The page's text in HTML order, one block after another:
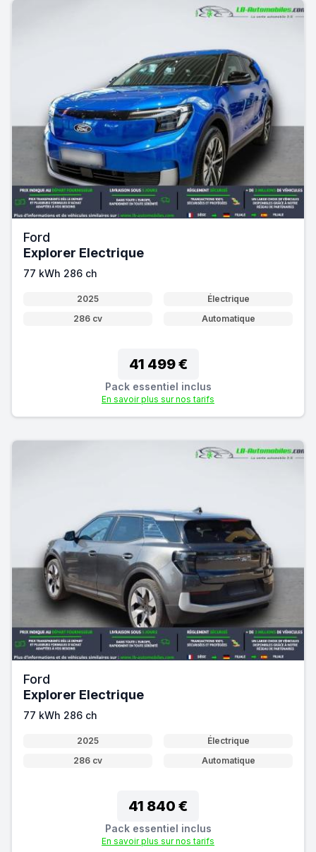
Ford
Explorer Electrique
77 kWh 286 ch
2025
Électrique
286 cv
Automatique
41 499 €
Pack essentiel inclus
En savoir plus sur nos tarifs
Ford
Explorer Electrique
77 kWh 286 ch
2025
Électrique
286 cv
Automatique
41 840 €
Pack essentiel inclus
En savoir plus sur nos tarifs